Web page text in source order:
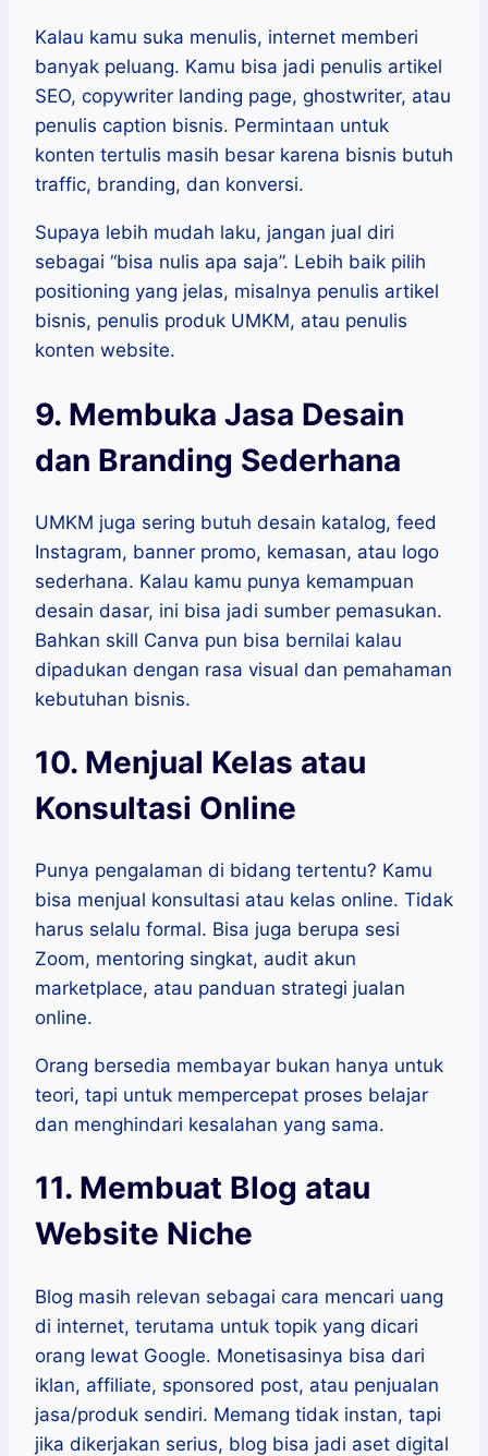
Kalau kamu suka menulis, internet memberi
banyak peluang. Kamu bisa jadi penulis artikel
SEO, copywriter landing page, ghostwriter, atau
penulis caption bisnis. Permintaan untuk
konten tertulis masih besar karena bisnis butuh
traffic, branding, dan konversi.
Supaya lebih mudah laku, jangan jual diri
sebagai “bisa nulis apa saja”. Lebih baik pilih
positioning yang jelas, misalnya penulis artikel
bisnis, penulis produk UMKM, atau penulis
konten website.
9. Membuka Jasa Desain
dan Branding Sederhana
UMKM juga sering butuh desain katalog, feed
Instagram, banner promo, kemasan, atau logo
sederhana. Kalau kamu punya kemampuan
desain dasar, ini bisa jadi sumber pemasukan.
Bahkan skill Canva pun bisa bernilai kalau
dipadukan dengan rasa visual dan pemahaman
kebutuhan bisnis.
10. Menjual Kelas atau
Konsultasi Online
Punya pengalaman di bidang tertentu? Kamu
bisa menjual konsultasi atau kelas online. Tidak
harus selalu formal. Bisa juga berupa sesi
Zoom, mentoring singkat, audit akun
marketplace, atau panduan strategi jualan
online.
Orang bersedia membayar bukan hanya untuk
teori, tapi untuk mempercepat proses belajar
dan menghindari kesalahan yang sama.
11. Membuat Blog atau
Website Niche
Blog masih relevan sebagai cara mencari uang
di internet, terutama untuk topik yang dicari
orang lewat Google. Monetisasinya bisa dari
iklan, affiliate, sponsored post, atau penjualan
jasa/produk sendiri. Memang tidak instan, tapi
jika dikerjakan serius, blog bisa jadi aset digital